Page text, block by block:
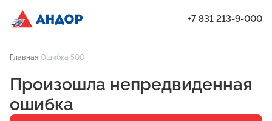
Проекты
Квартиры
Паркинг
+7 831 213-9-000
Главная Ошибка 500
Произошла непредвиденная
ошибка